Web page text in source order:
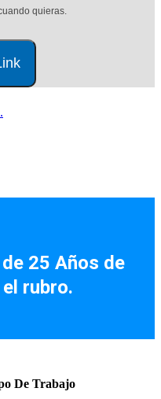
quieras.
25 Años de
rubro.
De Trabajo